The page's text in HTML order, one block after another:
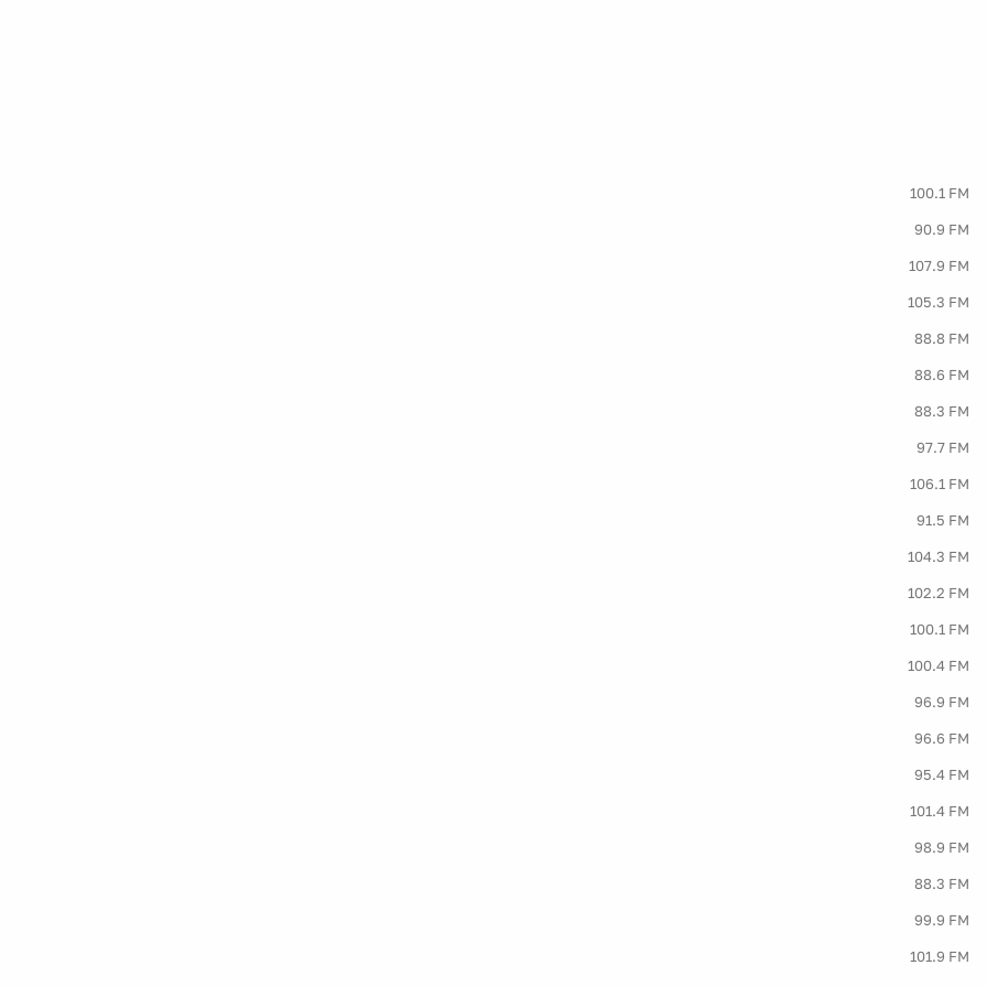
100.1 FM
90.9 FM
107.9 FM
105.3 FM
88.8 FM
88.6 FM
88.3 FM
97.7 FM
106.1 FM
91.5 FM
104.3 FM
102.2 FM
100.1 FM
100.4 FM
96.9 FM
96.6 FM
95.4 FM
101.4 FM
98.9 FM
88.3 FM
99.9 FM
101.9 FM